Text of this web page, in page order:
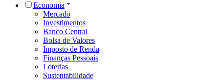
Economia
Mercado
Investimentos
Banco Central
Bolsa de Valores
Imposto de Renda
Finanças Pessoais
Loterias
Sustentabilidade